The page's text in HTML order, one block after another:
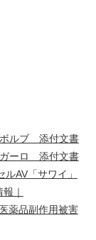
ルブ 添付文書
ーロ 添付文書
AV「サワイ」
｜
薬品副作用被害